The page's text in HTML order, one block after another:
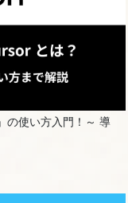
の使い方入門！～ 導